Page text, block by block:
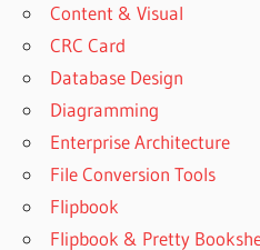
Content & Visual
CRC Card
Database Design
Diagramming
Enterprise Architecture
File Conversion Tools
Flipbook
Flipbook & Pretty